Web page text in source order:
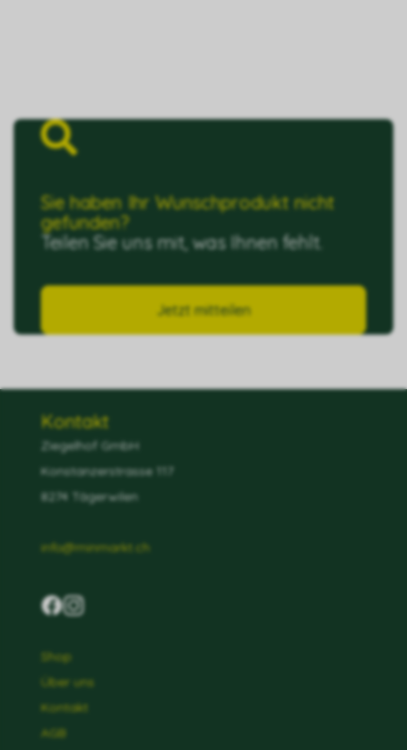
Sie haben Ihr Wunschprodukt nicht
gefunden?
Teilen Sie uns mit, was Ihnen fehlt.
Jetzt mitteilen
Kontakt
Ziegelhof GmbH
Konstanzerstrasse 117
8274 Tägerwilen
info@minmarkt.ch
Shop
Über uns
Kontakt
AGB